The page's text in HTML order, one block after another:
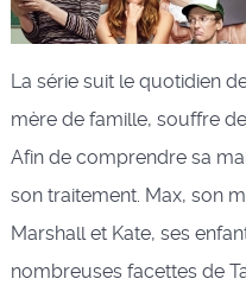
La série suit le quotidien
mère de famille, souffre
Afin de comprendre sa
son traitement. Max, son
Marshall et Kate, ses
nombreuses facettes de